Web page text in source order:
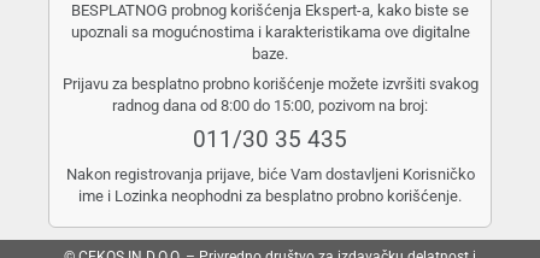
BESPLATNOG probnog korišćenja Ekspert-a, kako biste se
upoznali sa mogućnostima i karakteristikama ove digitalne
baze.
Prijavu za besplatno probno korišćenje možete izvršiti svakog
radnog dana od 8:00 do 15:00, pozivom na broj:
011/30 35 435
Nakon registrovanja prijave, biće Vam dostavljeni Korisničko
ime i Lozinka neophodni za besplatno probno korišćenje.